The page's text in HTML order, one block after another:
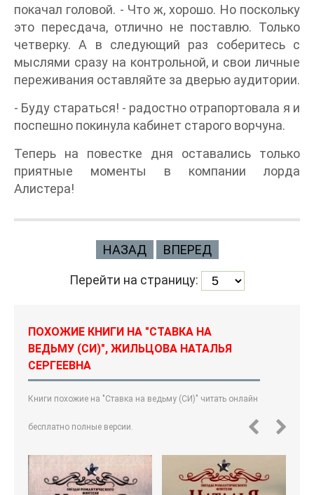
покачал головой. - Что ж, хорошо. Но поскольку
это пересдача, отлично не поставлю. Только
четверку. А в следующий раз соберитесь с
мыслями сразу на контрольной, и свои личные
переживания оставляйте за дверью аудитории.
- Буду стараться! - радостно отрапортовала я и
поспешно покинула кабинет старого ворчуна.
Теперь на повестке дня оставались только
приятные моменты в компании лорда
Алистера!
НАЗАД ВПЕРЕД
Перейти на страницу:
ПОХОЖИЕ КНИГИ НА "СТАВКА НА
ВЕДЬМУ (СИ)", ЖИЛЬЦОВА НАТАЛЬЯ
СЕРГЕЕВНА
Книги похожие на "Ставка на ведьму (СИ)" читать онлайн
бесплатно полные версии.